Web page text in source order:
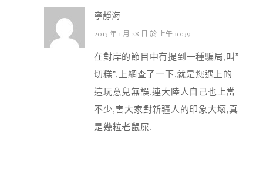
寧靜海
2013 年 1 月 28 日 於 上午 10:39
在對岸的節目中有提到一種騙局,叫”
切糕”,上網查了一下,就是您遇上的
這玩意兒無誤.連大陸人自己也上當
不少,害大家對新疆人的印象大壞,真
是幾粒老鼠屎.